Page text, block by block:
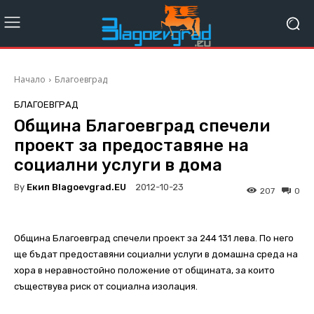
Начало Благоевград
БЛАГОЕВГРАД
Община Благоевград спечели
проект за предоставяне на
социални услуги в дома
By Екип Blagoevgrad.EU 2012-10-23 0
207
Община Благоевград спечели проект за 244 131 лева. По него
ще бъдат предоставяни социални услуги в домашна среда на
хора в неравностойно положение от общината, за които
съществува риск от социална изолация.